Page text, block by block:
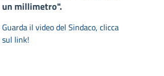
un millimetro".
Guarda il video del Sindaco, clicca
sul link!